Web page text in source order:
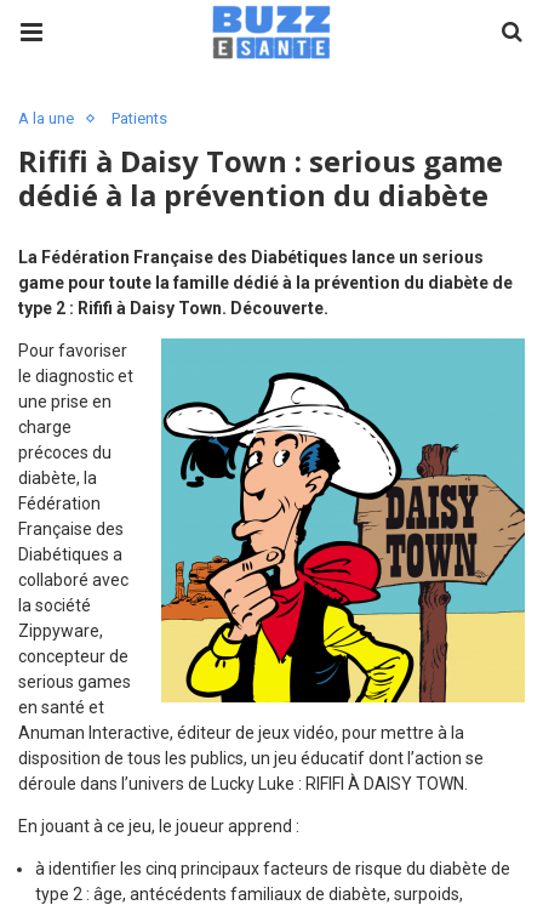
A la une Patients
Rififi à Daisy Town : serious game
dédié à la prévention du diabète
La Fédération Française des Diabétiques lance un serious
game pour toute la famille dédié à la prévention du diabète de
type 2 : Rififi à Daisy Town. Découverte.
Pour favoriser
le diagnostic et
une prise en
charge
précoces du
diabète, la
Fédération
Française des
Diabétiques a
collaboré avec
la société
Zippyware,
concepteur de
serious games
en santé et
Anuman Interactive, éditeur de jeux vidéo, pour mettre à la
disposition de tous les publics, un jeu éducatif dont l’action se
déroule dans l’univers de Lucky Luke : RIFIFI À DAISY TOWN.
En jouant à ce jeu, le joueur apprend :
à identifier les cinq principaux facteurs de risque du diabète de
type 2 : âge, antécédents familiaux de diabète, surpoids,